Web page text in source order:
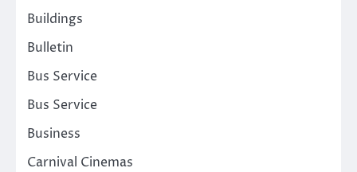
Buildings
Bulletin
Bus Service
Bus Service
Business
Carnival Cinemas